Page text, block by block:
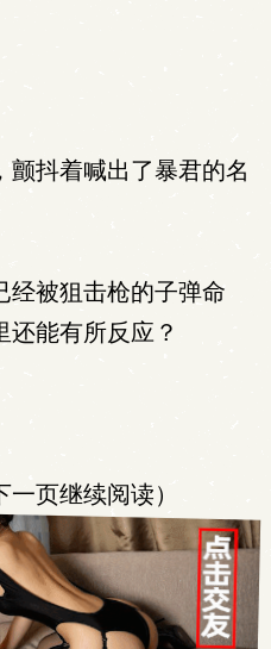
抖着喊出了暴君的名
被狙击枪的子弹命
还能有所反应？
页继续阅读）